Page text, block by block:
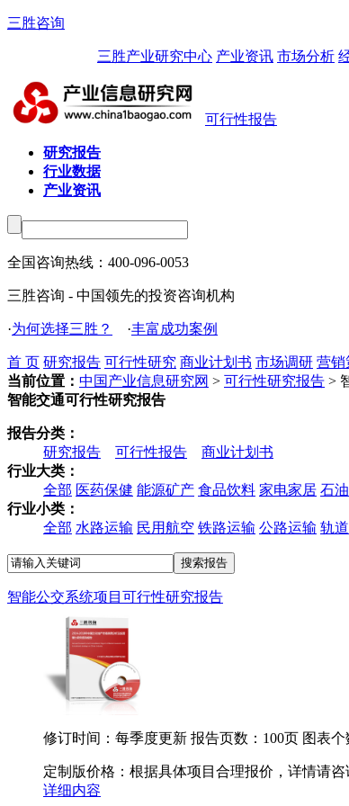
三胜咨询
三胜产业研究中心 产业资讯 市场分析
可行性报告
研究报告
行业数据
产业资讯
全国咨询热线： 400-096-0053
三胜咨询 - 中国领先的投资咨询机构
·为何选择三胜？ ·丰富成功案例
首 页 研究报告 可行性研究 商业计划书 市场调研 营销
当前位置： 中国产业信息研究网 > 可行性研究报告 >
智能交通可行性研究报告
报告分类：
研究报告
可行性报告
商业计划书
行业大类：
全部 医药保健 能源矿产 食品饮料 家电家居 石
行业小类：
全部 水路运输 民用航空 铁路运输 公路运输 轨
智能公交系统项目可行性研究报告
修订时间：每季度更新 报告页数：100页 图表个
定制版价格：根据具体项目合理报价，详情请咨
详细内容